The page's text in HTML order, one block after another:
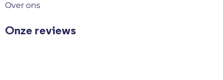
Over ons
Onze reviews